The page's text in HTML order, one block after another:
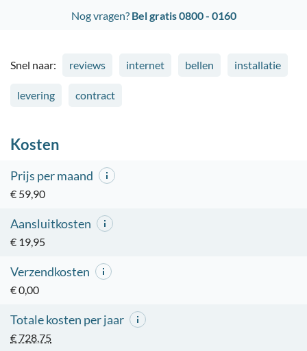
Nog vragen? Bel gratis 0800 - 0160
Snel naar: reviews internet bellen installatie
levering contract
Kosten
Prijs per maand
€ 59,90
Aansluitkosten
€ 19,95
Verzendkosten
€ 0,00
Totale kosten per jaar
€ 728,75